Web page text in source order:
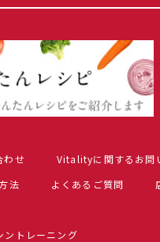
わせ
Vitalityに関するお問
法 よくあるご質問
ントレーニング